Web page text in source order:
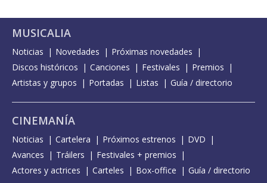
MUSICALIA
Noticias Novedades
Próximas novedades
Discos históricos
Canciones Festivales
Premios
Artistas y grupos
Portadas Listas Guía / directorio
CINEMANÍA
Noticias Cartelera Próximos estrenos
DVD
Avances
Tráilers
Festivales + premios
Actores y actrices
Carteles Box-office Guía / directorio